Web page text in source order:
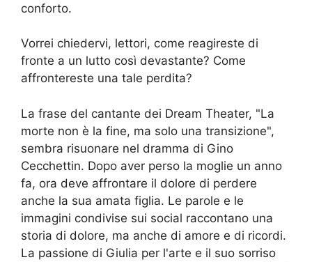
conforto.
Vorrei chiedervi, lettori, come reagireste di
fronte a un lutto così devastante? Come
affrontereste una tale perdita?
La frase del cantante dei Dream Theater, "La
morte non è la fine, ma solo una transizione",
sembra risuonare nel dramma di Gino
Cecchettin. Dopo aver perso la moglie un anno
fa, ora deve affrontare il dolore di perdere
anche la sua amata figlia. Le parole e le
immagini condivise sui social raccontano una
storia di dolore, ma anche di amore e di ricordi.
La passione di Giulia per l'arte e il suo sorriso